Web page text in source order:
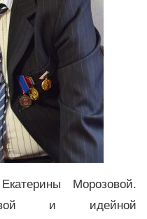
Морозовой.
и идейной